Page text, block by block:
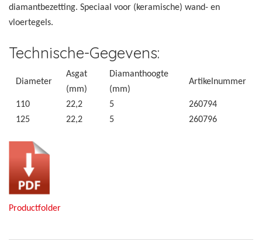
diamantbezetting. Speciaal voor (keramische) wand- en
vloertegels.
Technische-Gegevens:
Diameter
Asgat
(mm)
Diamanthoogte
(mm)
Artikelnummer
110 22,2 5
260794
125
22,2 5 260796
Productfolder